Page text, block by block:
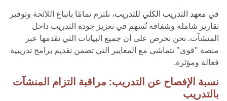
في معهد التدريب الكلي للتدريب، نلتزم تمامًا باتباع اللائحة وتوفير
تقارير شاملة وشفافة تُسهم في تعزيز جودة التدريب داخل
المنشآت. نحن نحرص على أن جميع البيانات التي نقدمها عبر
منصة "قوى" تتماشى مع المعايير التي تضمن تقديم برامج تدريبية
فعالة ومؤثرة.
نسبة الإفصاح عن التدريب: مراقبة التزام المنشآت
بالتدريب